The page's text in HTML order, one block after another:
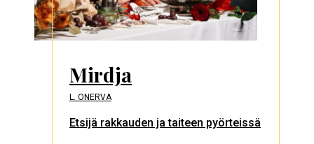
Mirdja
L. ONERVA
Etsijä rakkauden ja taiteen pyörteissä